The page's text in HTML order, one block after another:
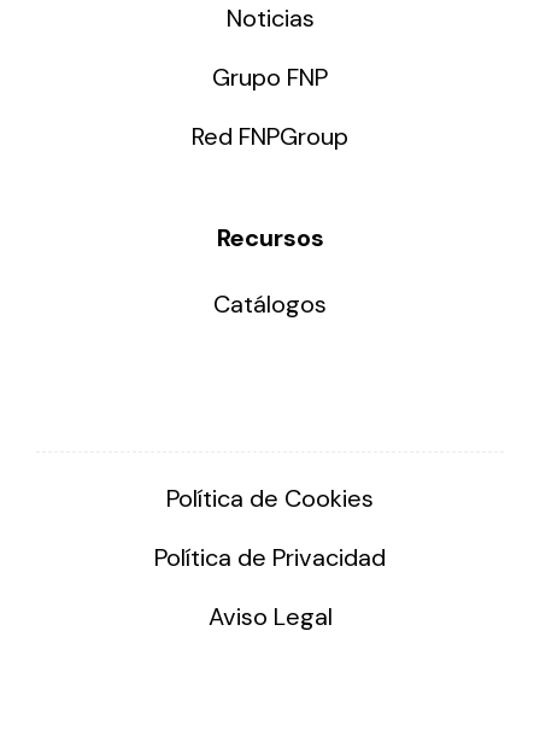
Noticias
Grupo FNP
Red FNPGroup
Recursos
Catálogos
Política de Cookies
Política de Privacidad
Aviso Legal